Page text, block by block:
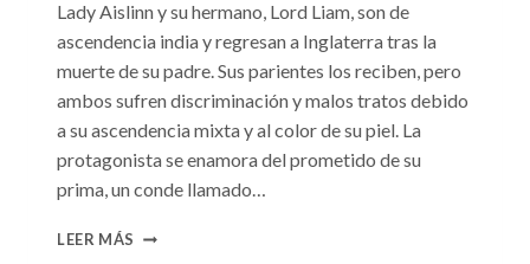
Lady Aislinn y su hermano, Lord Liam, son de
ascendencia india y regresan a Inglaterra tras la
muerte de su padre. Sus parientes los reciben, pero
ambos sufren discriminación y malos tratos debido
a su ascendencia mixta y al color de su piel. La
protagonista se enamora del prometido de su
prima, un conde llamado…
LEER MÁS CONSULTA